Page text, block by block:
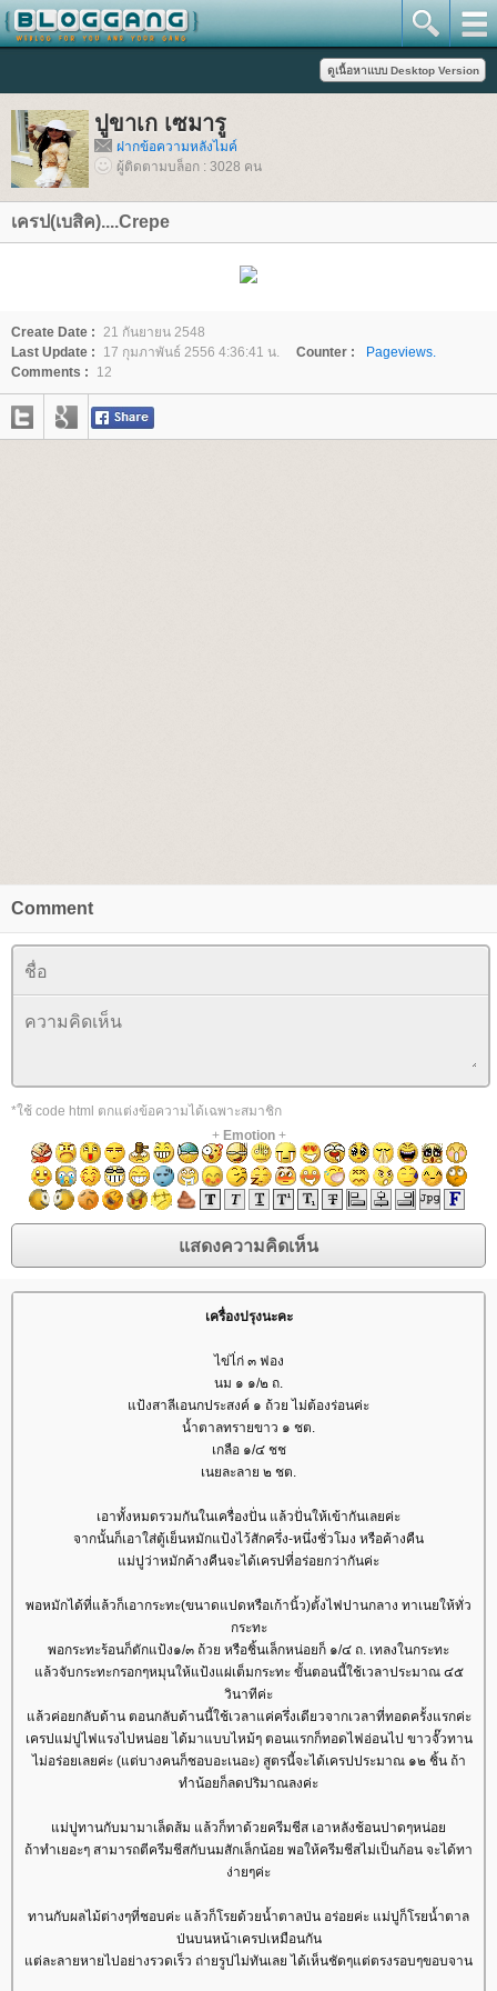
ปูขาเก เซมารู
ฝากข้อความหลังไมค์
ผู้ติดตามบล็อก : 3028 คน
เครป(เบสิค)....Crepe
Create Date : 21 กันยายน 2548
Last Update :
17 กุมภาพันธ์ 2556 4:36:41 น. Counter :
Pageviews.
Comments :
12
Comment
*ใช้ code html ตกแต่งข้อความได้เฉพาะสมาชิก
+ Emotion+
เครื่องปรุงนะคะ
ไข่ไ่ก่ ๓ ฟอง
นม ๑ ๑/๒ ถ.
ป้งสาลีเอนกประสงค์ ๑ ถ้วย ไม่ต้องร่อนค่ะ
น้ำตาลทรายขาว ๑ ชต.
เกลือ ๑/๔ ชช
เนยละลาย ๒ ชต.
เอาทั้งหมดรวมกันในเครื่องปั่น แล้วปั่นให้เข้ากันเลยค่ะ
จากนั้นก็เอาใส่ตู้เย็นหมักแป้งไว้สักครึ่ง-หนึ่งชั่วโมง หรือค้างคืน
ม่ปูว่าหมักค้างคืนจะได้เครปที่อร่อยกว่ากันค่ะ
พอหมักได้ที่แล้วก็เอากระทะ(ขนาดแปดหรือเก้านิ้ว)ตั้งไฟปานกลาง ทาเนยให้ทั่ว
กระทะ
พอกระทะร้อนก็ตักแป้ง๑/๓ ถ้วย หรือชิ้นเล็กหน่อยก็ ๑/๔ ถ. เทลงในกระทะ
ล้วจับกระทะกรอกๆหมุนให้แป้งแผ่เต็มกระทะ ขั้นตอนนี้ใช้เวลาประมาณ ๔๕
วินาทีค่ะ
ล้วค่อยกลับด้าน ตอนกลับด้านนี้ใช้เวลาแค่ครึ่งเดียวจากเวลาที่ทอดครั้งแรกค่ะ
เครปแม่ปูไฟแรงไปหน่อย ได้มาแบบไหม้ๆ ตอนแรกก็ทอดไฟอ่อนไป ขาวจั๊วทาน
ไม่อร่อยเลยค่ะ (แต่บางคนก็ชอบอะเนอะ) สูตรนี้จะได้เครปประมาณ ๑๒ ชิ้น ถ้า
ทำน้อยก็ลดปริมาณลงค่ะ
ม่ปูทานกับมามาเล็ดส้ม แล้วก็ทาด้วยครีมชีส เอาหลังช้อนปาดๆหน่อ
ถ้าทำเยอะๆ สามารถตีครีมชีสกับนมสักเล็กน้อย พอให้ครีมชีสไม่เป็นก้อน จะได้ทา
ง่ายๆค่ะ
ทานกับผลไม้ต่างๆที่ชอบค่ะ แล้วก็โรยด้วยน้ำตาลป่น อร่อยค่ะ แม่ปูก็โรยน้ำตาล
ป่นบนหน้าเครปเหมือนกัน
ต่ละลายหายไปอย่างรวดเร็ว ถ่ายรูปไม่ทันเลย ได้เห็นชัดๆแต่ตรงรอบๆขอบจาน